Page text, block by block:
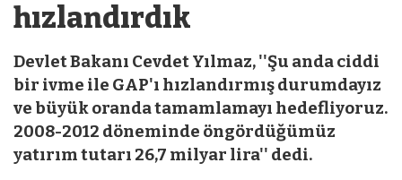
hızlandırdık
Devlet Bakanı Cevdet Yılmaz, ''Şu anda ciddi
bir ivme ile GAP'ı hızlandırmış durumdayız
ve büyük oranda tamamlamayı hedefliyoruz.
2008-2012 döneminde öngördüğümüz
yatırım tutarı 26,7 milyar lira'' dedi.